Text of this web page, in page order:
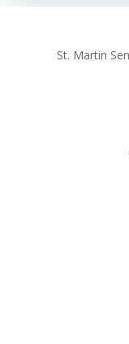
St. Martin